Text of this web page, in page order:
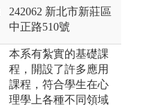
242062 新北市新莊區
中正路510號
本系有紮實的基礎課
程，開設了許多應用
課程，符合學生在心
理學上各種不同領域